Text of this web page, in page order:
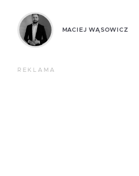
MACIEJ WĄSOWICZ
REKLAMA